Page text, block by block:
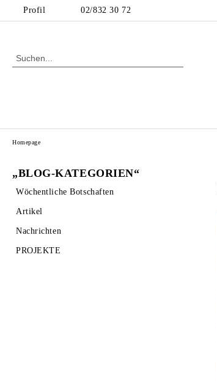
Profil 02/832 30 72
„BLOG-KATEGORIEN“
Wöchentliche Botschaften
Artikel
Nachrichten
PROJEKTE
Homepage